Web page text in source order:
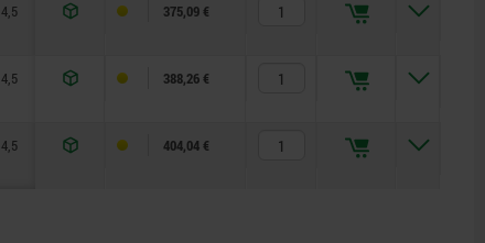
4,5 85 50 18/22
375,09 €
4,5 85 50 18/22
388,26 €
4,5 85 50 18/22
404,04 €